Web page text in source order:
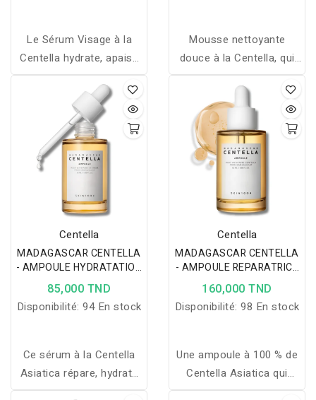
Le Sérum Visage à la
Centella hydrate, apaise
et purifie la peau,
convenant à tous types
de peaux pour un teint
frais et confortable.
Mousse nettoyante
douce à la Centella, qui
purifie, hydrate et apaise
la peau tout en
respectant l'équilibre
naturel du teint.
Centella
MADAGASCAR CENTELLA
- AMPOULE HYDRATATION
30ML
85,000 TND
Disponibilité: 94 En stock
Ce sérum à la Centella
Asiatica répare, hydrate
et apaise la peau,
Centella
MADAGASCAR CENTELLA
- AMPOULE REPARATRICE
HYDRATANTE 100ML
160,000 TND
Disponibilité: 98 En stock
Une ampoule à 100 % de
Centella Asiatica qui
répare la barrière cutanée